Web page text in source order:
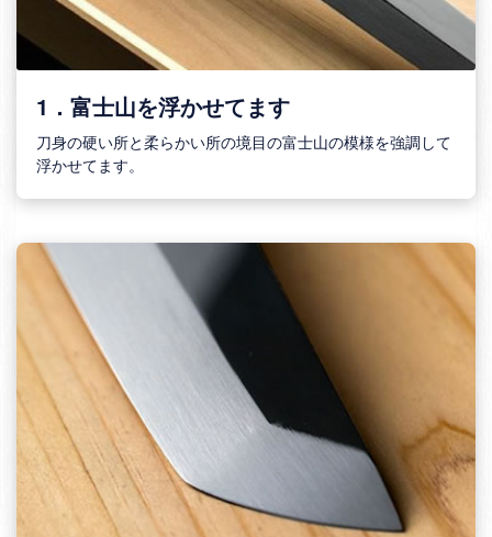
1．富士山を浮かせてます
刀身の硬い所と柔らかい所の境目の富士山の模様を強調して
浮かせてます。